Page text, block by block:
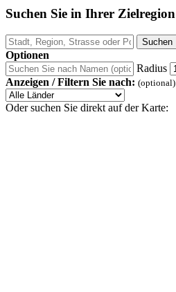
Suchen Sie in Ihrer Zielregion
Optionen
Radius
Anzeigen / Filtern Sie nach: (optional)
Oder suchen Sie direkt auf der Karte: